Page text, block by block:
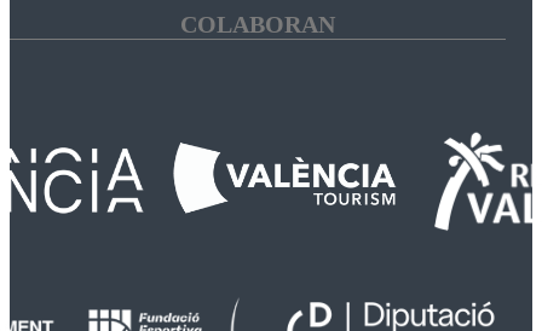
COLABORAN